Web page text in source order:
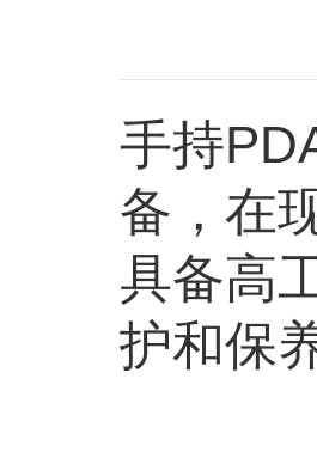
手持
备，在
具备高
护和保